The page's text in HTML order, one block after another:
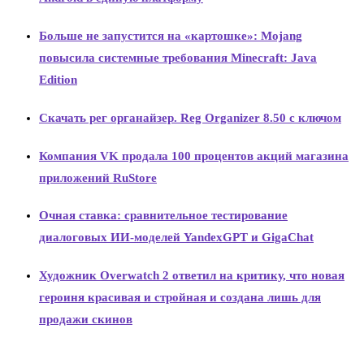
Больше не запустится на «картошке»: Mojang
повысила системные требования Minecraft: Java
Edition
Скачать рег органайзер. Reg Organizer 8.50 с ключом
Компания VK продала 100 процентов акций магазина
приложений RuStore
Очная ставка: сравнительное тестирование
диалоговых ИИ-моделей YandexGPT и GigaChat
Художник Overwatch 2 ответил на критику, что новая
героиня красивая и стройная и создана лишь для
продажи скинов